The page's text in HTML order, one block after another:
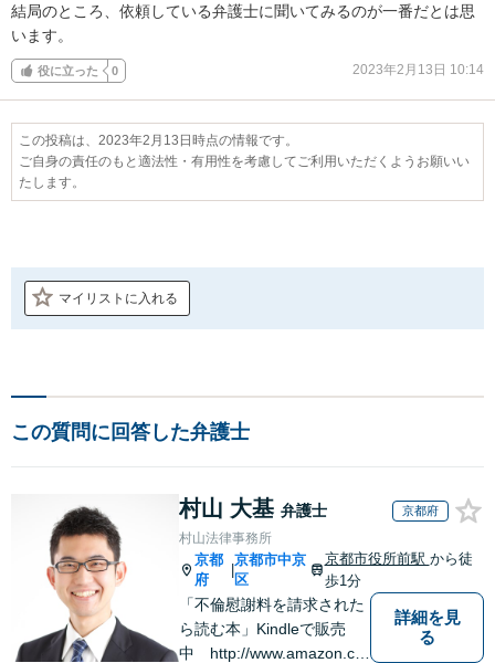
結局のところ、依頼している弁護士に聞いてみるのが一番だとは思
います。
役に立った 0 2023年2月13日 10:14
この投稿は、2023年2月13日時点の情報です。
ご自身の責任のもと適法性・有用性を考慮してご利用いただくようお願いい
たします。
マイリストに入れる
この質問に回答した弁護士
村山 大基 弁護士 京都府
村山法律事務所
京都
府
|
京都市中京
区
京都市役所前駅 から徒
歩1分
「不倫慰謝料を請求された
ら読む本」Kindleで販売
中 http://www.amazon.co.
詳細を見
る